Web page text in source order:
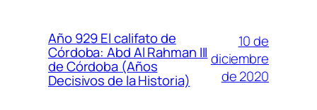
Año 929 El califato de
Córdoba: Abd Al Rahman III
de Córdoba (Años
Decisivos de la Historia)
10 de
diciembre
de 2020